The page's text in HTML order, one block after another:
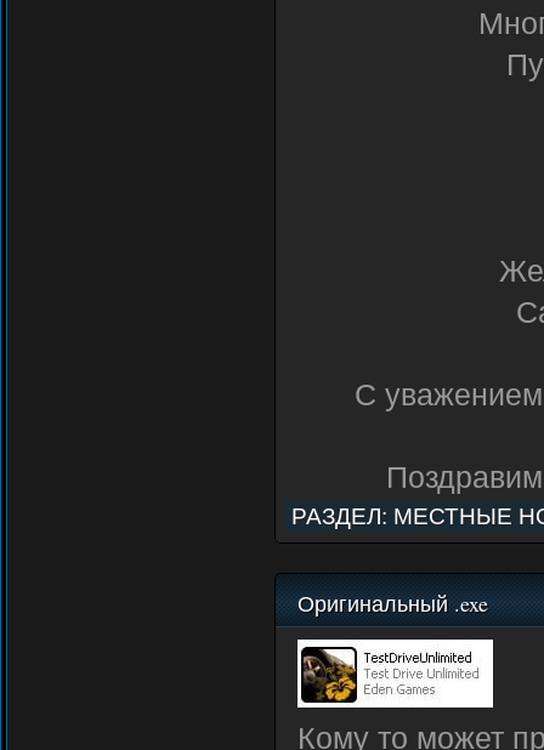
С
РАЗДЕЛ: МЕСТНЫЕ
Оригинальный .exe
Кому то может